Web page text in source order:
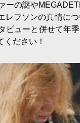
ーの謎や
レフソンの真情に
ビューと併せて年
ください！